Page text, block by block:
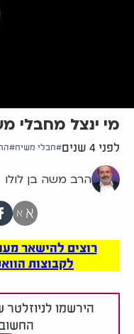
מי ינצל מחבלי
לפני 4 שנים חבלי משיח
הרב משה בן לולו
א א
רוצים להישאר
לקבוצות
הירשמו